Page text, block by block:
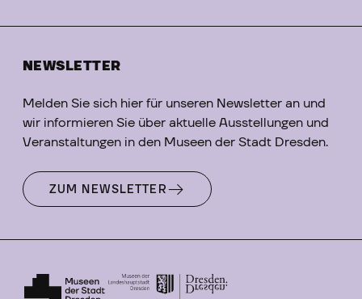
NEWSLETTER
Melden Sie sich hier für unseren Newsletter an und
wir informieren Sie über aktuelle Ausstellungen und
Veranstaltungen in den Museen der Stadt Dresden.
ZUM NEWSLETTER